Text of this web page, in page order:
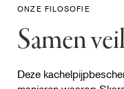
ONZE FILOSOFIE
Samen
Deze